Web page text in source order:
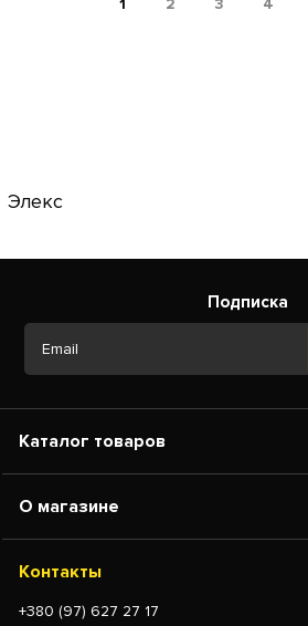
1 2 3 4
Элекс
Подписка
Каталог товаров
О магазине
Контакты
+380 (97) 627 27 17